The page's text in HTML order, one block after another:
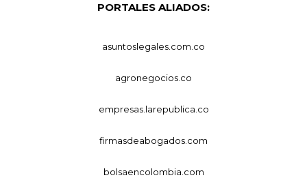
PORTALES ALIADOS:
asuntoslegales.com.co
agronegocios.co
empresas.larepublica.co
firmasdeabogados.com
bolsaencolombia.com